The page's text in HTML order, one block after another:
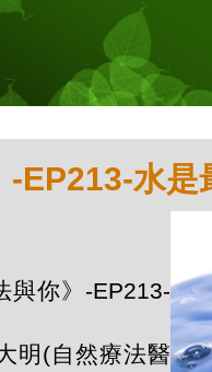
-EP213-水
與你》-EP213-
明(自然療法醫